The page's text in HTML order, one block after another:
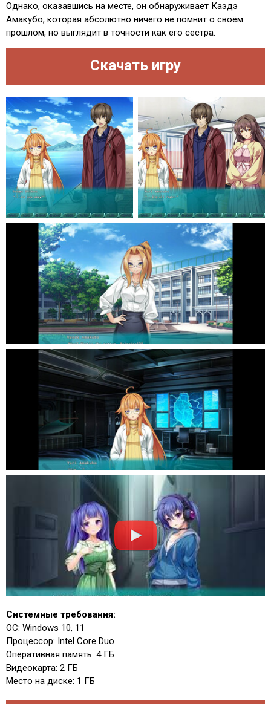
Однако, оказавшись на месте, он обнаруживает Каэдэ
Амакубо, которая абсолютно ничего не помнит о своём
прошлом, но выглядит в точности как его сестра.
Скачать игру
Системные требования:
ОС: Windows 10, 11
Процессор: Intel Core Duo
Оперативная память: 4 ГБ
Видеокарта: 2 ГБ
Место на диске: 1 ГБ